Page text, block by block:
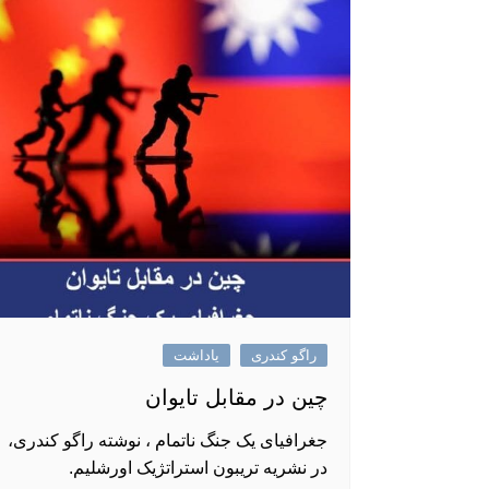
راگو کندری یاداشت
چین در مقابل تایوان
جغرافیای یک جنگ ناتمام ، نوشته راگو کندری،
در نشریه تریبون استراتژیک اورشلیم.